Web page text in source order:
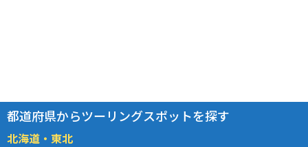
都道府県からツーリングスポットを探す
北海道・東北